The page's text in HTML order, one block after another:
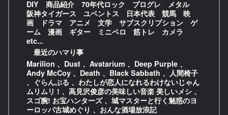
DIY 商品紹介 70年代ロック プログレ メタル
阪神タイガース ユベントス 日本代表 競馬 映
画 ドラマ アニメ 文学 サブスクリプション ゲ
ーム 漫画 ギター ミニベロ 筋トレ カメラ
etc...
最近のハマり事
Marilion 、Dust 、Avatarium 、Deep Purple 、
Andy McCoy 、Death 、Black Sabbath 、人間椅子
、ぐらんぶる 、わたしが恋人になれるわけないじゃん
ムリムリ ! 、高見沢俊彦の美味しい音楽 美しいメシ 、
スゴ腕! お宝ハンターズ 、城マスターと行く魅惑のヨ
ーロッパ古城めぐり 、おんな酒場放浪記